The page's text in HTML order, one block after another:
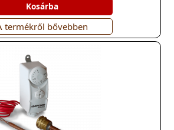
Kosárba
termékről bővebben